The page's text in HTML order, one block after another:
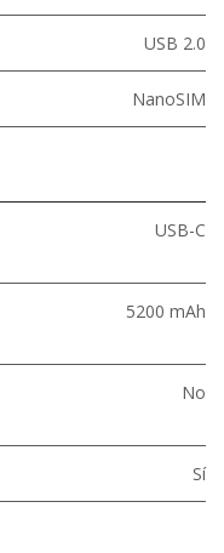
USB 2.0
NanoSIM
USB-C
5200 mAh
No
Sí